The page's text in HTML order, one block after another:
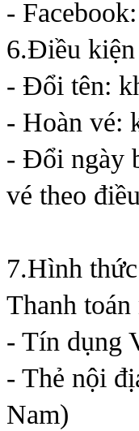
-
6.Điều kiện
- Đổi tên:
- Hoàn vé:
- Đổi ngày
vé theo
7.Hình
Thanh
- Tín dụng
- Thẻ nội
Nam)